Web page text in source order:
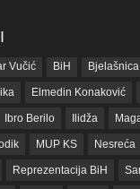
Vučić BiH Bjelašnica
Elmedin Konaković
Ibro Berilo Ilidža
MUP KS Nesreća
Reprezentacija BiH